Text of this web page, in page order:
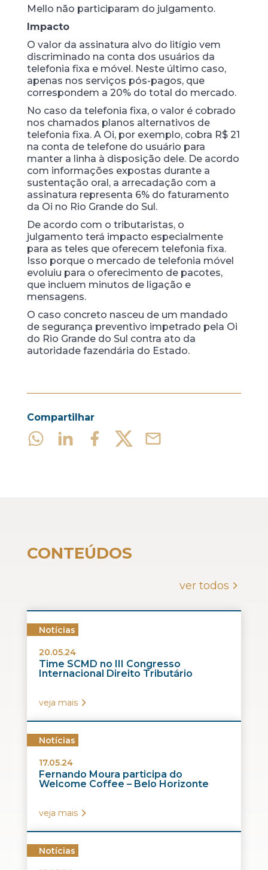
Mello não participaram do julgamento.
Impacto
O valor da assinatura alvo do litígio vem
discriminado na conta dos usuários da
telefonia fixa e móvel. Neste último caso,
apenas nos serviços pós-pagos, que
correspondem a 20% do total do mercado.
No caso da telefonia fixa, o valor é cobrado
nos chamados planos alternativos de
telefonia fixa. A Oi, por exemplo, cobra R$ 21
na conta de telefone do usuário para
manter a linha à disposição dele. De acordo
com informações expostas durante a
sustentação oral, a arrecadação com a
assinatura representa 6% do faturamento
da Oi no Rio Grande do Sul.
De acordo com o tributaristas, o
julgamento terá impacto especialmente
para as teles que oferecem telefonia fixa.
Isso porque o mercado de telefonia móvel
evoluiu para o oferecimento de pacotes,
que incluem minutos de ligação e
mensagens.
O caso concreto nasceu de um mandado
de segurança preventivo impetrado pela Oi
do Rio Grande do Sul contra ato da
autoridade fazendária do Estado.
Compartilhar
CONTEÚDOS
ver todos
Notícias
20.05.24
Time SCMD no III Congresso
Internacional Direito Tributário
veja mais
Notícias
17.05.24
Fernando Moura participa do
Welcome Coffee – Belo Horizonte
veja mais
Notícias